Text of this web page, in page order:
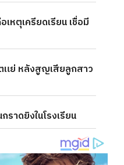
หตุเครียดเรียน เชื่อมี
แย่ หลังสูญเสียลูกสาว
าดยิงในโรงเรียน